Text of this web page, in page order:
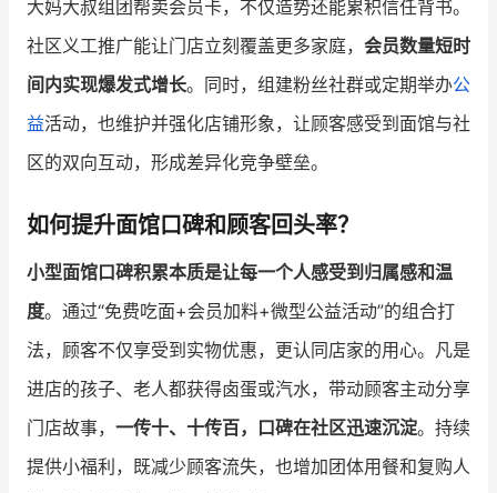
大妈大叔组团帮卖会员卡，不仅造势还能累积信任背书。
社区义工推广能让门店立刻覆盖更多家庭， 会员数量短时
间内实现爆发式增长。同时，组建粉丝社群或定期举办公
益活动，也维护并强化店铺形象，让顾客感受到面馆与社
区的双向互动，形成差异化竞争壁垒。
如何提升面馆口碑和顾客回头率？
小型面馆口碑积累本质是让每一个人感受到归属感和温
度。通过“免费吃面+会员加料+微型公益活动”的组合打
法，顾客不仅享受到实物优惠，更认同店家的用心。凡是
进店的孩子、老人都获得卤蛋或汽水，带动顾客主动分享
门店故事， 一传十、十传百，口碑在社区迅速沉淀。持续
提供小福利，既减少顾客流失，也增加团体用餐和复购人